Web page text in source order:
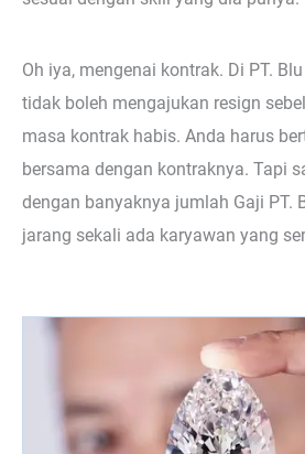
Oh iya, mengenai kontrak. Di PT.
tidak boleh mengajukan resign
masa kontrak habis. Anda harus
bersama dengan kontraknya. Tapi
dengan banyaknya jumlah Gaji PT.
jarang sekali ada karyawan yang